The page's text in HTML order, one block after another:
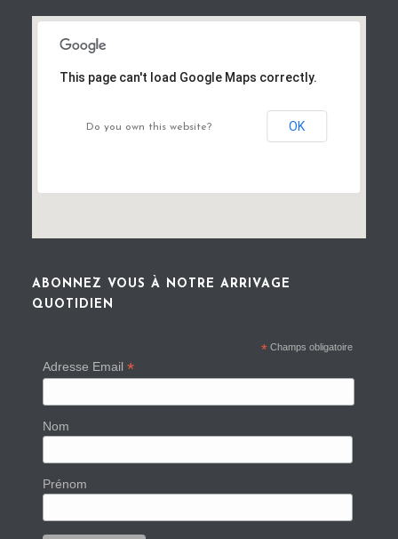
This page can't load Google Maps correctly.
Do you own this website? OK
ABONNEZ VOUS À NOTRE ARRIVAGE
QUOTIDIEN
* Champs obligatoire
Adresse Email *
Nom
Prénom